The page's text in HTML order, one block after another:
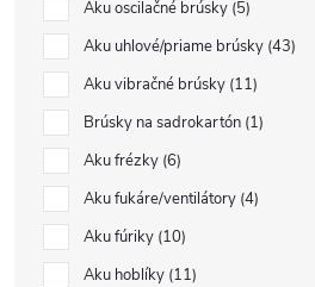
Aku oscilačné brúsky 5
Aku uhlové/priame brúsky 43
Aku vibračné brúsky 11
Brúsky na sadrokartón 1
Aku frézky 6
Aku fukáre/ventilátory 4
Aku fúriky 10
Aku hoblíky 11